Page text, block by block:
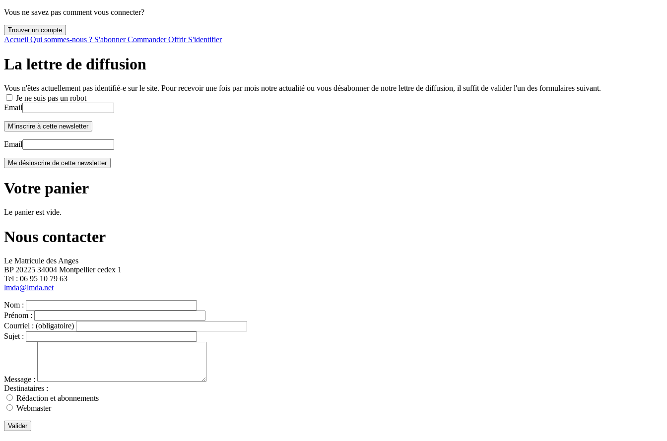
Vous ne savez pas comment vous connecter?
Accueil Qui sommes-nous ? S'abonnerCommanderOffrir S'identifier
La lettre de diffusion
Vous n'êtes actuellement pas identifié-e sur le site. Pour recevoir une fois par mois notre actualité ou vous désabonner de notre lettre de diffusion, il suffit de valider l'un des formulaires suivant.
Je ne suis pas un robot
Email
Email
Votre panier
Le panier est vide.
Nous contacter
Le Matricule des Anges
BP 20225 34004 Montpellier cedex 1
Tel : ‭06 95 10 79 63
lmda@lmda.net
Nom :
Prénom :
Courriel : (obligatoire)
Sujet :
Message :
Destinataires :
Rédaction et abonnements
Webmaster
Valider